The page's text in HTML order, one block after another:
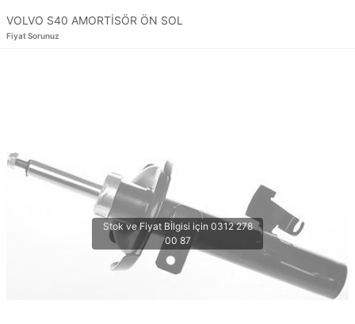
VOLVO S40 AMORTİSÖR ÖN SOL
Fiyat Sorunuz